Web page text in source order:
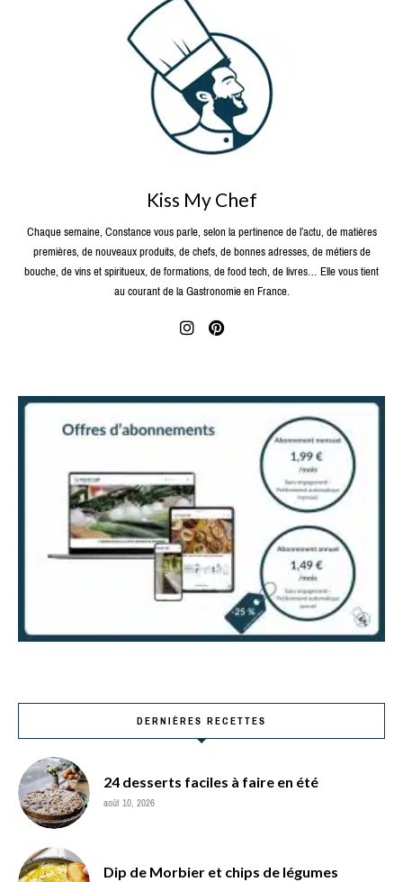
Kiss My Chef
Chaque semaine, Constance vous parle, selon la pertinence de l’actu, de matières
premières, de nouveaux produits, de chefs, de bonnes adresses, de métiers de
bouche, de vins et spiritueux, de formations, de food tech, de livres… Elle vous tient
au courant de la Gastronomie en France.
DERNIÈRES RECETTES
24 desserts faciles à faire en été
août 10, 2026
Dip de Morbier et chips de légumes